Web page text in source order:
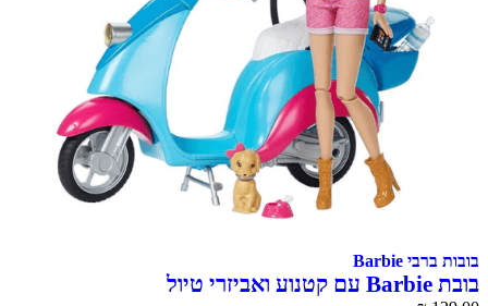
בובות ברבי Barbie
בובת Barbie עם קטנוע ואביזרי טיול